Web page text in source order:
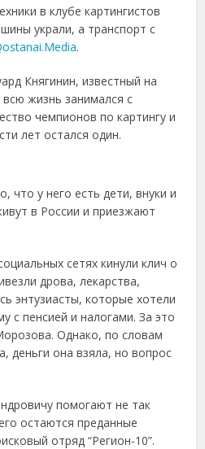
в клубе картингистов
украли, а транспорт с
.
Княгинин, известный на
жизнь занимался с
чемпионов по картингу и
лет остался один.
что у него есть дети, внуки и
в России и приезжают
сетях кинули клич о
дрова, лекарства,
энтузиасты, которые хотели
с пенсией и налогами. За это
Однако, по словам
деньги она взяла, но вопрос
помогают не так
остаются преданные
отряд “Регион-10”.